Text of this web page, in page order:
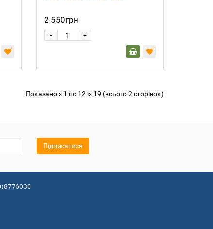
2 550грн
+
-
Показано з 1 по 12 із 19 (всього 2 сторінок)
Підписатися